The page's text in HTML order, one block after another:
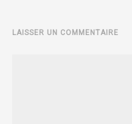
LAISSER UN COMMENTAIRE